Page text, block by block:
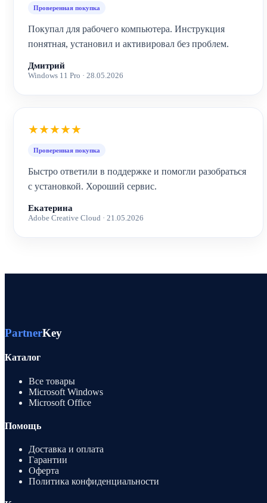
Проверенная покупка
Покупал для рабочего компьютера. Инструкция
понятная, установил и активировал без проблем.
Дмитрий
Windows 11 Pro · 28.05.2026
★★★★★
Проверенная покупка
Быстро ответили в поддержке и помогли разобраться
с установкой. Хороший сервис.
Екатерина
Adobe Creative Cloud · 21.05.2026
PartnerKey
Каталог
Все товары
Microsoft Windows
Microsoft Office
Помощь
Доставка и оплата
Гарантии
Оферта
Политика конфиденциальности